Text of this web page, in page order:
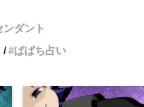
ンダント
ぱぱち占い